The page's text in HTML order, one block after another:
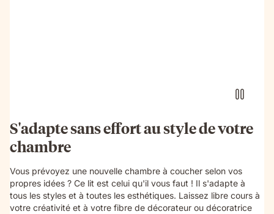
S'adapte sans effort au style de votre
chambre
Vous prévoyez une nouvelle chambre à coucher selon vos
propres idées ? Ce lit est celui qu'il vous faut ! Il s'adapte à
tous les styles et à toutes les esthétiques. Laissez libre cours à
votre créativité et à votre fibre de décorateur ou décoratrice